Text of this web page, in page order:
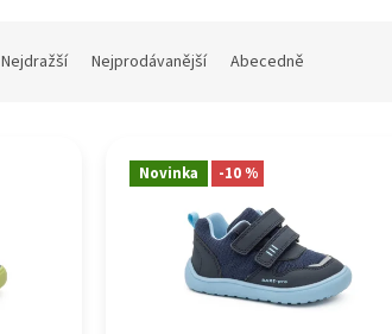
Nejdražší Nejprodávanější Abecedně
Novinka -10 %